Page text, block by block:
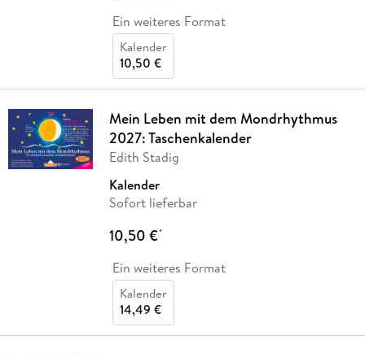
Ein weiteres Format
Kalender
10,50 €
Mein Leben mit dem Mondrhythmus
2027: Taschenkalender
Edith Stadig
Kalender
Sofort lieferbar
10,50 €*
Ein weiteres Format
Kalender
14,49 €